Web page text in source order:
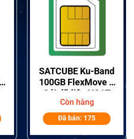
SATCUBE Ku-Band
100GB FlexMove –
Gói dữ liệu VSAT
MIR 10/3 Mbps
cho vùng xa
Còn hàng
Đã bán: 175